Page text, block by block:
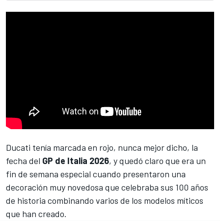
Ducati tenía marcada en rojo, nunca mejor dicho, la
fecha del GP de Italia 2026, y quedó claro que era un
fin de semana especial cuando presentaron una
decoración muy novedosa que celebraba sus 100 años
de historia combinando varios de los modelos míticos
que han creado.